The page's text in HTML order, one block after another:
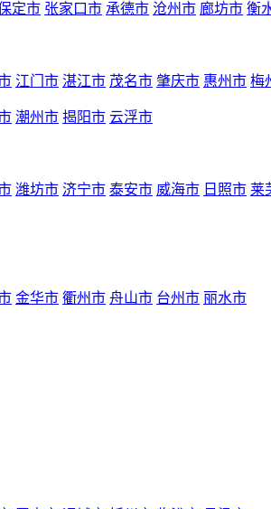
定市 张家口市 承德市 沧州市 廊坊市 衡
江门市 湛江市 茂名市 肇庆市 惠州市 梅
潮州市 揭阳市 云浮市
潍坊市 济宁市 泰安市 威海市 日照市 莱
金华市 衢州市 舟山市 台州市 丽水市